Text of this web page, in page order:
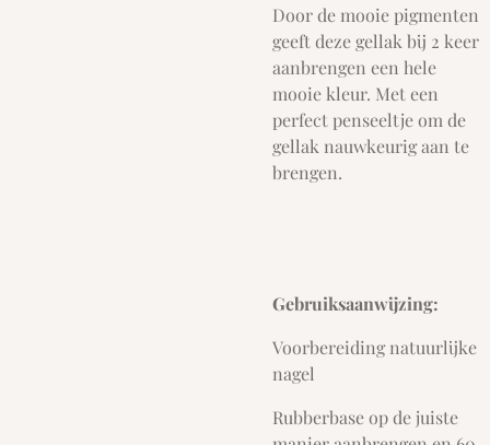
Door de mooie pigmenten
geeft deze gellak bij 2 keer
aanbrengen een hele
mooie kleur. Met een
perfect penseeltje om de
gellak nauwkeurig aan te
brengen.
Gebruiksaanwijzing:
Voorbereiding natuurlijke
nagel
Rubberbase op de juiste